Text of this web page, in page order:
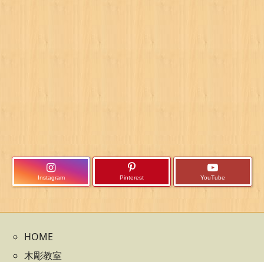
Instagram Pinterest YouTube
HOME
木彫教室